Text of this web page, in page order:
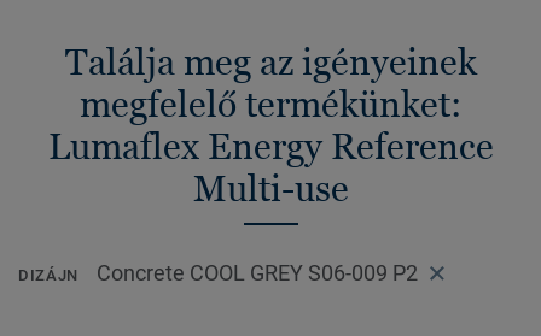
Találja meg az igényeinek
megfelelő termékünket:
Lumaflex Energy Reference
Multi-use
DIZÁJN Concrete COOL GREY S06-009 P2